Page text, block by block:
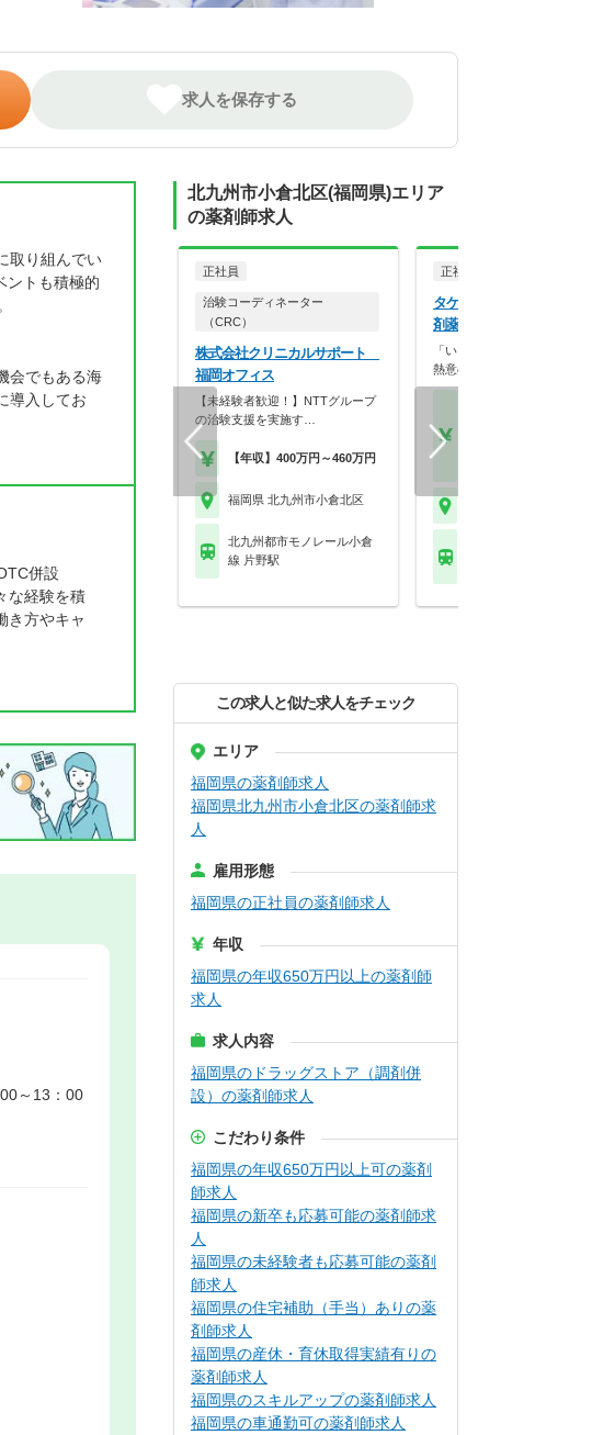
求人を保存する
取り組んでい
ントも積極的
会でもある海
導入してお
併設
な経験を積
き方やキャ
～13：00
北九州市小倉北区(福岡県)エリア
の薬剤師求人
正社員
治験コーディネーター
（CRC）
株式会社クリニカルサポート
福岡オフィス
【未経験者歓迎！】NTTグループ
の治験支援を実施す…
【年収】400万円～460万円
福岡県 北九州市小倉北区
北九州都市モノレール小倉
線 片野駅
正社員
タケシタグループ タケ
剤薬局 馬借店
「いろんな科目を勉強した
熱意のある方大募集で…
この求人と似た求人をチェック
エリア
福岡県の薬剤師求人
福岡県北九州市小倉北区の薬剤師求
人
雇用形態
福岡県の正社員の薬剤師求人
年収
福岡県の年収650万円以上の薬剤師
求人
求人内容
福岡県のドラッグストア（調剤併
設）の薬剤師求人
こだわり条件
福岡県の年収650万円以上可の薬剤
師求人
福岡県の新卒も応募可能の薬剤師求
人
福岡県の未経験者も応募可能の薬剤
師求人
福岡県の住宅補助（手当）ありの薬
剤師求人
福岡県の産休・育休取得実績有りの
薬剤師求人
福岡県のスキルアップの薬剤師求人
福岡県の車通勤可の薬剤師求人